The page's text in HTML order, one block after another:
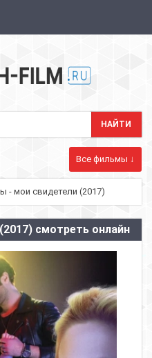
Все фильмы ↓
- мои свидетели (2017)
смотреть онлайн